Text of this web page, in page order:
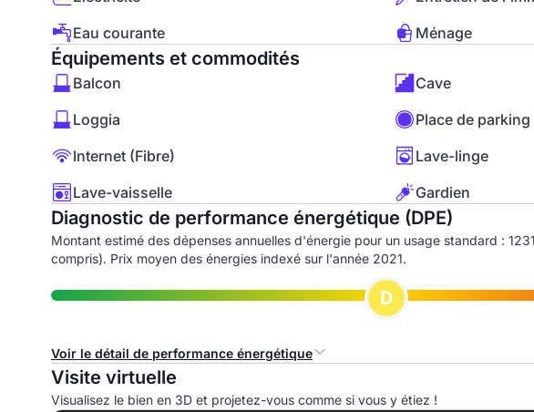
Eau courante
Ménage
Équipements et commodités
Balcon
Cave
Loggia
Place de
Internet (Fibre)
Lave-linge
Lave-vaisselle
Gardien
Diagnostic de performance énergétique (DPE)
Montant estimé des dépenses annuelles d'énergie pour un usage standard :
compris). Prix moyen des énergies indexé sur l'année 2021.
D
Voir le détail de performance énergétique
Consommation d'énergie primaire (CEP) Indice d'émission de
Visite virtuelle
Visualisez le bien en 3D et projetez-vous comme si vous y étiez !